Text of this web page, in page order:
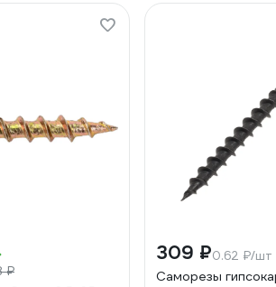
₽
309 ₽0.62 ₽/шт
Саморезы